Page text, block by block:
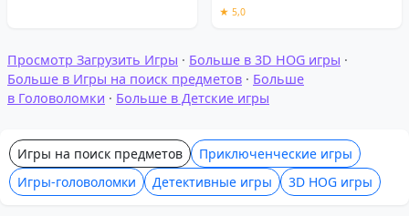
★ 5,0
Просмотр Загрузить Игры · Больше в 3D HOG игры ·
Больше в Игры на поиск предметов · Больше
в Головоломки · Больше в Детские игры
Игры на поиск предметов
Приключенческие игры
Игры-головоломки
Детективные игры 3D HOG игры